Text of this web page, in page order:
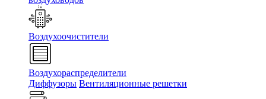
Воздухоочистители
Воздухораспределители
Диффузоры Вентиляционные решетки